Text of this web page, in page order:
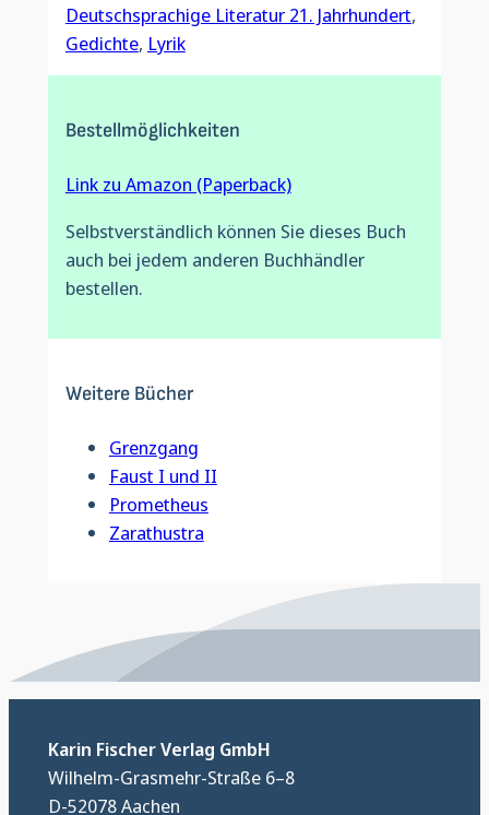
Deutschsprachige Literatur 21. Jahrhundert
Gedichte, Lyrik
Bestellmöglichkeiten
Link zu Amazon (Paperback)
Selbstverständlich können Sie dieses Buch
auch bei jedem anderen Buchhändler
bestellen.
Weitere Bücher
Grenzgang
Faust I und II
Prometheus
Zarathustra
Karin Fischer Verlag GmbH
Wilhelm-Grasmehr-Straße 6–8
D-52078 Aachen